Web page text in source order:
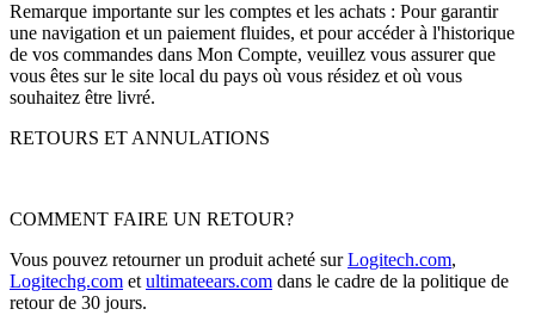
Remarque importante sur les comptes et les achats : Pour garantir
une navigation et un paiement fluides, et pour accéder à l'historique
de vos commandes dans Mon Compte, veuillez vous assurer que
vous êtes sur le site local du pays où vous résidez et où vous
souhaitez être livré.
RETOURS ET ANNULATIONS
COMMENT FAIRE UN RETOUR?
Vous pouvez retourner un produit acheté surLogitech.com,
Logitechg.com et ultimateears.com dans le cadre de la politique de
retour de 30 jours.